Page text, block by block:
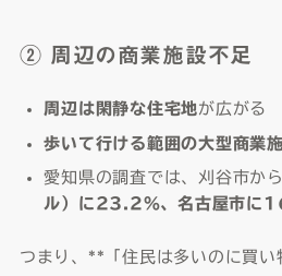
② 周辺の商業施設不足
周辺は閑静な住宅地が広がる
歩いて行ける範囲の大型商業
愛知県の調査では、刈谷市から
ル）に23.2%、名古屋市に
つまり、**「住民は多いのに買い